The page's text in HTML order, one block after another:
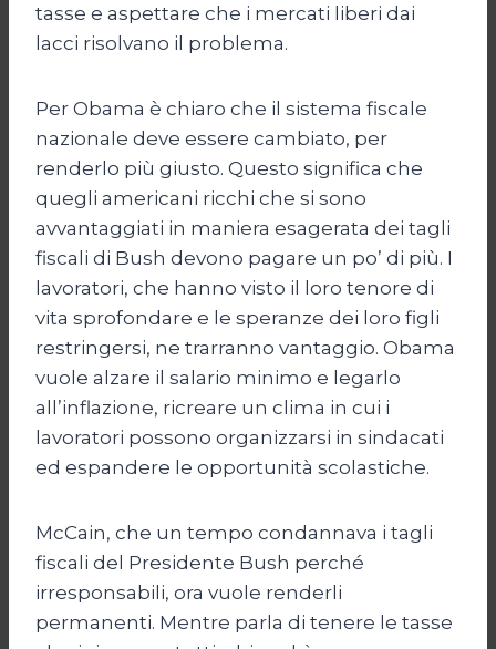
tasse e aspettare che i mercati liberi dai
lacci risolvano il problema.
Per Obama è chiaro che il sistema fiscale
nazionale deve essere cambiato, per
renderlo più giusto. Questo significa che
quegli americani ricchi che si sono
avvantaggiati in maniera esagerata dei tagli
fiscali di Bush devono pagare un po’ di più. I
lavoratori, che hanno visto il loro tenore di
vita sprofondare e le speranze dei loro figli
restringersi, ne trarranno vantaggio. Obama
vuole alzare il salario minimo e legarlo
all’inflazione, ricreare un clima in cui i
lavoratori possono organizzarsi in sindacati
ed espandere le opportunità scolastiche.
McCain, che un tempo condannava i tagli
fiscali del Presidente Bush perché
irresponsabili, ora vuole renderli
permanenti. Mentre parla di tenere le tasse